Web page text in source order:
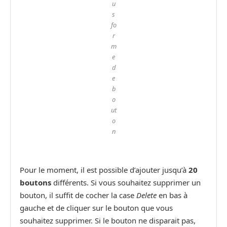
u
s
fo
r
m
e
d
e
b
o
ut
o
n
Pour le moment, il est possible d’ajouter jusqu’à 20
boutons différents. Si vous souhaitez supprimer un
bouton, il suffit de cocher la case Delete en bas à
gauche et de cliquer sur le bouton que vous
souhaitez supprimer. Si le bouton ne disparait pas,